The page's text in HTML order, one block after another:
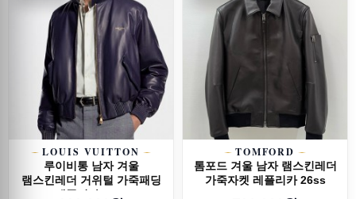
LOUIS VUITTON
루이비통 남자 겨울
램스킨레더 거위털 가죽패딩
레플리카 26ss
TOMFORD
톰포드 겨울 남자 램스킨레더
가죽자켓 레플리카 26ss